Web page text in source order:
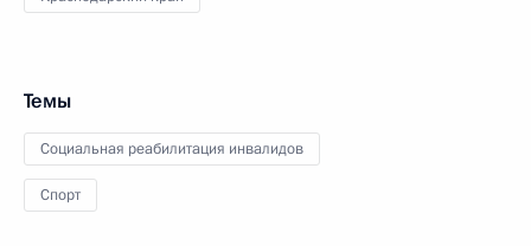
Темы
Социальная реабилитация инвалидов
Спорт